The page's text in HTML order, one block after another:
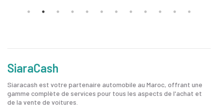
SiaraCash
Siaracash est votre partenaire automobile au Maroc, offrant une
gamme complète de services pour tous les aspects de l'achat et
de la vente de voitures.